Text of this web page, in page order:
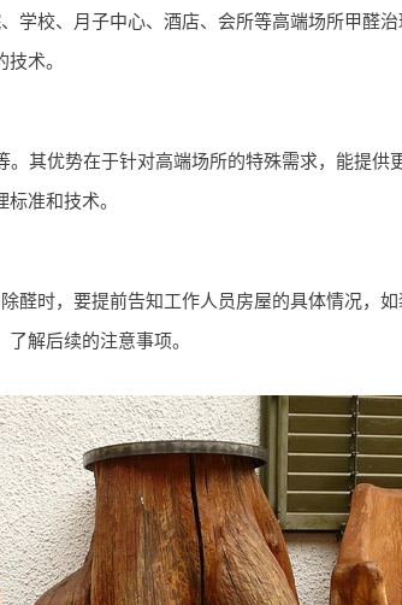
学校、月子中心、酒店、会所等高端场所甲醛
术。
。其优势在于针对高端场所的特殊需求，能提
准和技术。
醛时，要提前告知工作人员房屋的具体情况，
解后续的注意事项。